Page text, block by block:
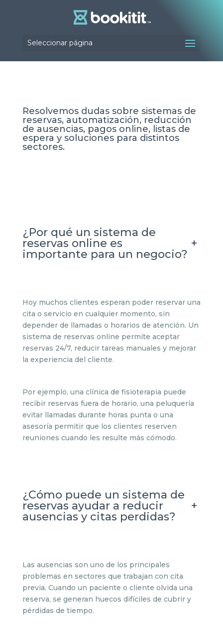
Seleccionar página
Resolvemos dudas sobre sistemas de
reservas, automatización, reducción
de ausencias, pagos online, listas de
espera y soluciones para distintos
sectores.
¿Por qué un sistema de
reservas online es
importante para un negocio?
+
Hoy muchos clientes esperan poder reservar una
cita o servicio en cualquier momento, sin
depender de llamadas o horarios de atención. Un
sistema de reservas online permite aceptar
reservas 24/7, reducir tareas manuales y mejorar
la experiencia del cliente.
Por ejemplo, una clínica de fisioterapia puede
recibir reservas fuera de horario, una peluquería
evitar llamadas durante horas punta o una
asesoría permitir que los clientes reserven
reuniones cuando les resulte más cómodo.
¿Cómo puede un sistema de
reservas ayudar a reducir
ausencias y citas perdidas?
+
Las ausencias son uno de los principales
problemas en sectores que trabajan con cita
previa. Cuando un paciente o cliente olvida una
reserva, se generan huecos difíciles de cubrir y
pérdidas de tiempo.